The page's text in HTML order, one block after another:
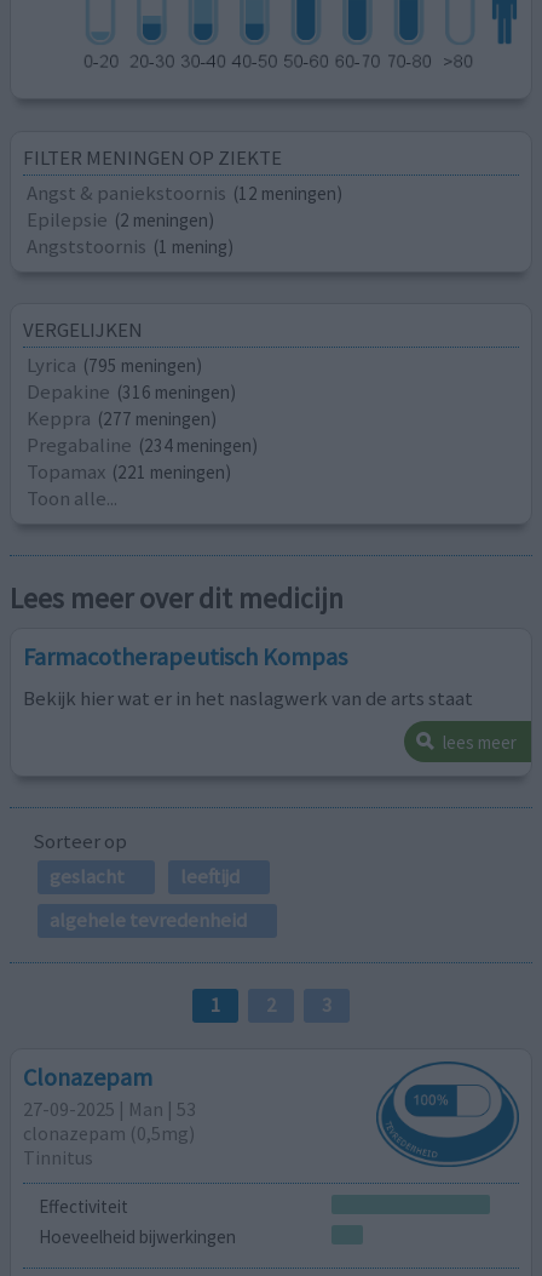
FILTER MENINGEN OP ZIEKTE
Angst & paniekstoornis (12 meningen)
Epilepsie (2 meningen)
Angststoornis (1 mening)
VERGELIJKEN
Lyrica (795 meningen)
Depakine (316 meningen)
Keppra (277 meningen)
Pregabaline (234 meningen)
Topamax (221 meningen)
Toon alle...
Lees meer over dit medicijn
Farmacotherapeutisch Kompas
Bekijk hier wat er in het naslagwerk van de arts staat
lees meer
Sorteer op
geslacht
leeftijd
algehele tevredenheid
1 2 3
Clonazepam
27-09-2025 | Man | 53
clonazepam (0,5mg)
Tinnitus
Effectiviteit
Hoeveelheid bijwerkingen